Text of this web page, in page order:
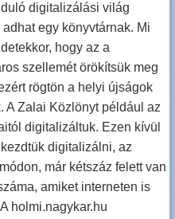
digitalizálási világ
egy könyvtárnak. Mi
hogy az a
szellemét örökítsük meg
rögtön a helyi újságok
A Zalai Közlönyt például az
digitalizáltuk. Ezen kívül
digitalizálni, az
már kétszáz felett van
amiket interneten is
holmi.nagykar.hu